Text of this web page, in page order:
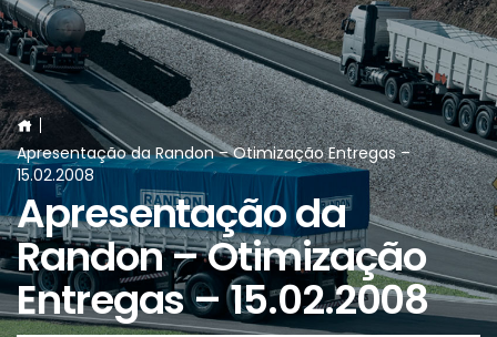
Apresentação da Randon – Otimização Entregas –
15.02.2008
Apresentação da
Randon – Otimização
Entregas – 15.02.2008